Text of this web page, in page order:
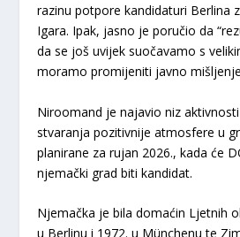
razinu potpore kandidaturi Berlina
Igara. Ipak, jasno je poručio da
da se još uvijek suočavamo s
moramo promijeniti javno
Niroomand je najavio niz
stvaranja pozitivnije atmosfere u
planirane za rujan 2026., kada će
njemački grad biti kandidat.
Njemačka je bila domaćin Ljetnih
u Berlinu i 1972. u Münchenu te